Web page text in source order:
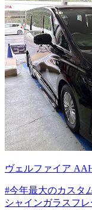
ヴェルファイア
#今年最大のカスタ
シャインガラスフレ